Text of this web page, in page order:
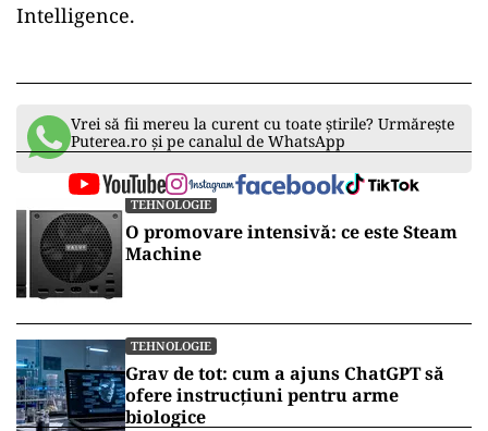
Intelligence.
Vrei să fii mereu la curent cu toate știrile? Urmărește
Puterea.ro și pe canalul de WhatsApp
TEHNOLOGIE
O promovare intensivă: ce este Steam
Machine
TEHNOLOGIE
Grav de tot: cum a ajuns ChatGPT să
ofere instrucțiuni pentru arme
biologice